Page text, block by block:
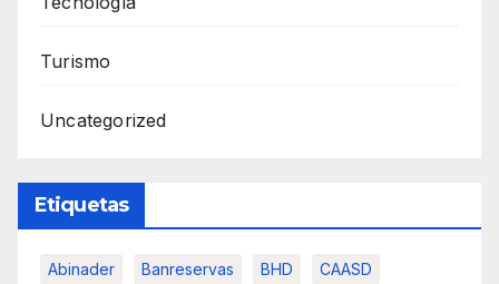
Turismo
Uncategorized
Etiquetas
Abinader Banreservas BHD CAASD